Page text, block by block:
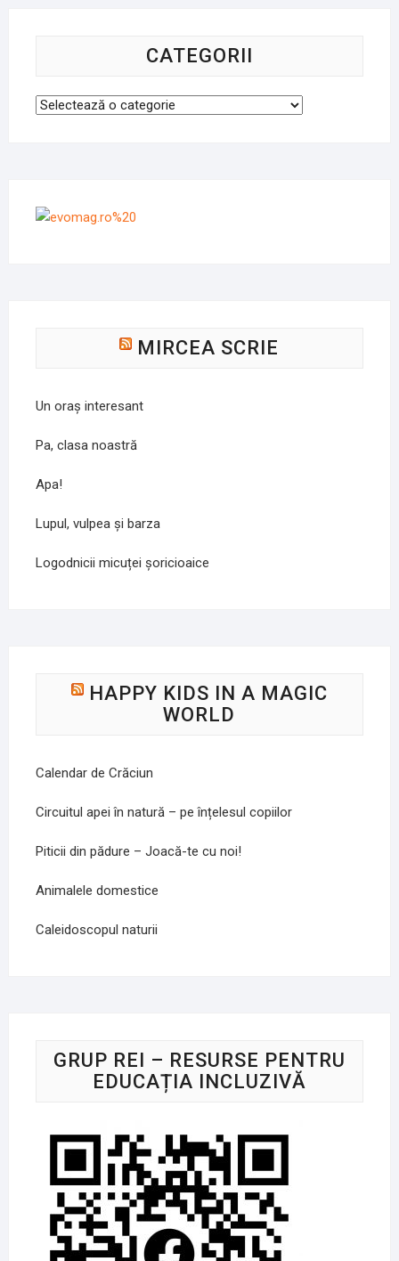
CATEGORII
Categorii
MIRCEA SCRIE
Un oraș interesant
Pa, clasa noastră
Apa!
Lupul, vulpea și barza
Logodnicii micuței șoricioaice
HAPPY KIDS IN A MAGIC
WORLD
Calendar de Crăciun
Circuitul apei în natură – pe înțelesul copiilor
Piticii din pădure – Joacă-te cu noi!
Animalele domestice
Caleidoscopul naturii
GRUP REI – RESURSE PENTRU
EDUCAȚIA INCLUZIVĂ